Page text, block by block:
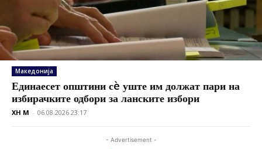
Македонија
Единаесет општини сè уште им должат пари на
избирачките одбори за ланските избори
XH M - 06.08.2026 23:17
- Advertisement -